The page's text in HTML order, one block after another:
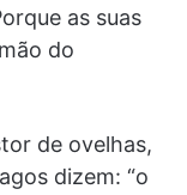
as suas
do
de ovelhas,
dizem: “o